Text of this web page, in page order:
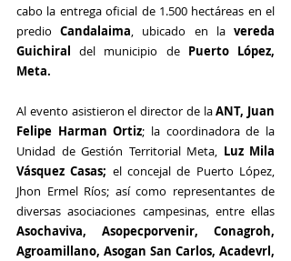
cabo la entrega oficial de 1.500 hectáreas en el
predio Candalaima, ubicado en la vereda
Guichiral del municipio de Puerto López,
Meta.
Al evento asistieron el director de la ANT, Juan
Felipe Harman Ortiz; la coordinadora de la
Unidad de Gestión Territorial Meta, Luz Mila
Vásquez Casas; el concejal de Puerto López,
Jhon Ermel Ríos; así como representantes de
Asochaviva, Asopecporvenir, Conagroh,
Agroamillano, Asogan San Carlos, Acadevrl,